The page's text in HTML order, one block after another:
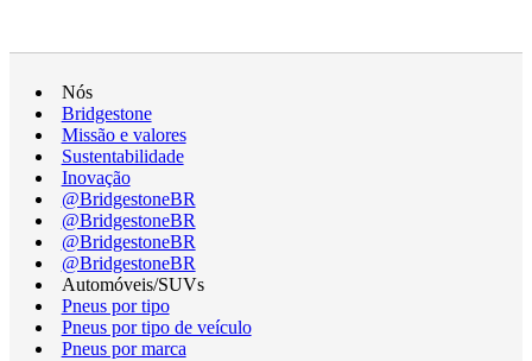
Nós
Bridgestone
Missão e valores
Sustentabilidade
Inovação
@BridgestoneBR
@BridgestoneBR
@BridgestoneBR
@BridgestoneBR
Automóveis/SUVs
Pneus por tipo
Pneus por tipo de veículo
Pneus por marca